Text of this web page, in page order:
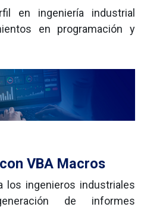
en ingeniería industrial
en programación y
VBA Macros
los ingenieros industriales
de informes